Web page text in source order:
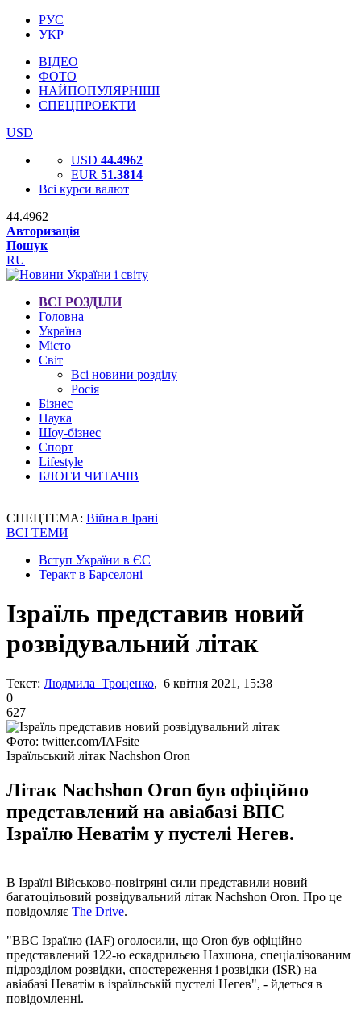
РУС
УКР
ВІДЕО
ФОТО
НАЙПОПУЛЯРНІШІ
СПЕЦПРОЕКТИ
USD
USD 44.4962
EUR 51.3814
Всі курси валют
44.4962
Авторизація
Пошук
RU
ВСІ РОЗДІЛИ
Головна
Україна
Місто
Світ
Всі новини розділу
Росія
Бізнес
Наука
Шоу-бізнес
Спорт
Lifestyle
БЛОГИ ЧИТАЧІВ
СПЕЦТЕМА: Війна в Ірані
ВСІ ТЕМИ
Вступ України в ЄС
Теракт в Барселоні
Ізраїль представив новий
розвідувальний літак
Текст: Людмила Троценко, 6 квітня 2021, 15:38
0
627
Фото: twitter.com/IAFsite
Ізраїльський літак Nachshon Oron
Літак Nachshon Oron був офіційно
представлений на авіабазі ВПС
Ізраїлю Неватім у пустелі Негев.
В Ізраїлі Військово-повітряні сили представили новий
багатоцільовий розвідувальний літак Nachshon Oron. Про це
повідомляє The Drive.
"ВВС Ізраїлю (IAF) оголосили, що Oron був офіційно
представлений 122-ю ескадрильєю Нахшона, спеціалізованим
підрозділом розвідки, спостереження і розвідки (ISR) на
авіабазі Неватім в ізраїльській пустелі Негев", - йдеться в
повідомленні.